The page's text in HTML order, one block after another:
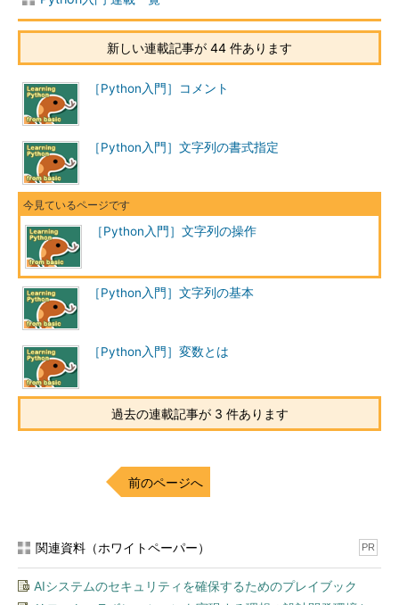
新しい連載記事が 44 件あります
［Python入門］コメント
［Python入門］文字列の書式指定
［Python入門］文字列の操作
［Python入門］文字列の基本
［Python入門］変数とは
過去の連載記事が 3 件あります
前のページへ
関連資料（ホワイトペーパー） PR
AIシステムのセキュリティを確保するためのプレイブック